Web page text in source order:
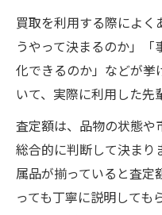
買取を利用する際によ
うやって決まるのか」
化できるのか」などが挙
いて、実際に利用した先
査定額は、品物の状態や
総合的に判断して決まり
属品が揃っていると査定
っても丁寧に説明しても